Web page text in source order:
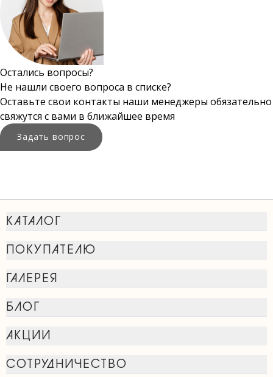
Остались вопросы?
Не нашли своего вопроса в списке?
Оставьте свои контакты наши менеджеры обязательно
свяжутся с вами в ближайшее время
Задать вопрос
КАТАЛОГ
ПОКУПАТЕЛЮ
ГАЛЕРЕЯ
БЛОГ
АКЦИИ
СОТРУДНИЧЕСТВО